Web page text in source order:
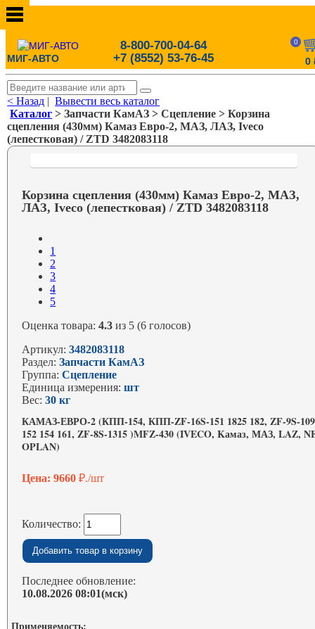
МИГ-АВТО
8-800-700-04-64
+7 (8552) 53-76-45
0
0
< Назад |Вывести весь каталог
Каталог > Запчасти КамАЗ > Сцепление > Корзина
сцепления (430мм) Камаз Евро-2, МАЗ, ЛАЗ, Iveco
(лепестковая) / ZTD 3482083118
Корзина сцепления (430мм) Камаз Евро-2, МАЗ,
ЛАЗ, Iveco (лепестковая) / ZTD 3482083118
1
2
3
4
5
Оценка товара:4.3 из 5 (6 голосов)
Артикул:3482083118
Раздел:Запчасти КамАЗ
Группа:Сцепление
Единица измерения:шт
Вес:30 кг
КАМАЗ-ЕВРО-2 (КПП-154, КПП-ZF-16S-151 1825 182, ZF-9S-109
152 154 161, ZF-8S-1315 )MFZ-430 (IVECO, Kамаз, МАЗ, LAZ,
OPLAN)
Цена: 9660₽./шт
Количество:
Последнее обновление:
10.08.2026 08:01(мск)
Применяемость: